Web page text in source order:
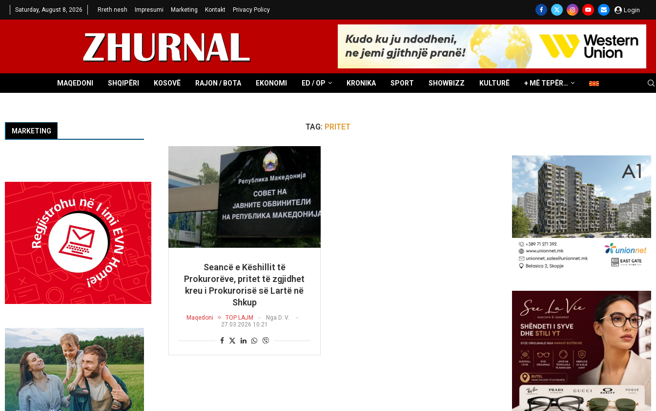
Saturday, August 8, 2026 Rreth nesh Impresumi Marketing Kontakt Privacy Policy Login
MAQEDONI SHQIPËRI KOSOVË RAJON / BOTA EKONOMI ED / OP KRONIKA SPORT SHOWBIZZ KULTURË + MË TEPËR…
TAG: PRITET
Seancë e Këshillit të
Prokurorëve, pritet të zgjidhet
kreu i Prokurorisë së Lartë në
Shkup
Maqedoni TOP LAJM Nga D. V.
27.03.2026 10:21
MARKETING